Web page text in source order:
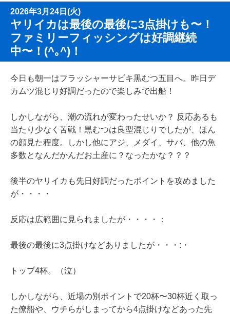
2026年3月24日(火)
ヤリイカは最後の最後に3点掛けも〜！
ファミリーフィッシングは好調継続
中〜！(^｡^)！
今日も朝一はフラッシャーサビキ黒むつ五目へ。昨日デ
カムツ混じり好調だったので楽しみで出船！
しかしながら、潮の流れが変わったせいか？ 反応あるも
当たり少なく苦戦！黒むつは良型混じりでしたが、ほん
の顔見た程度。しかし他にアジ、メダイ、サバ、他の魚
多数となんだかんだお土産に？なったかな？？？
後半のヤリイカも先日好調だったポイントを攻めました
が・・・・
反応は広範囲に見られましたが・・・・：
最後の最後に3点掛けなどありましたが・・・:・
トップ4杯。（泣）
しかしながら、近場の別ポイントで20杯〜30杯近く取っ
た僚船や、ウチらがしまってから4点掛けなどあった先